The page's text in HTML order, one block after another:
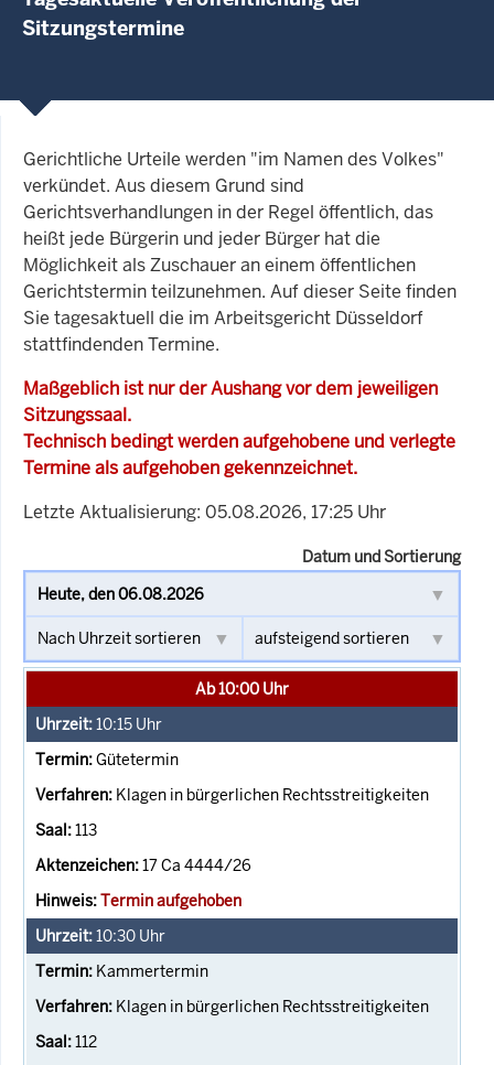
Sitzungstermine
Gerichtliche Urteile werden "im Namen des Volkes"
verkündet. Aus diesem Grund sind
Gerichtsverhandlungen in der Regel öffentlich, das
heißt jede Bürgerin und jeder Bürger hat die
Möglichkeit als Zuschauer an einem öffentlichen
Gerichtstermin teilzunehmen. Auf dieser Seite finden
Sie tagesaktuell die im Arbeitsgericht Düsseldorf
stattfindenden Termine.
Maßgeblich ist nur der Aushang vor dem jeweiligen
Sitzungssaal.
Technisch bedingt werden aufgehobene und verlegte
Termine als aufgehoben gekennzeichnet.
Letzte Aktualisierung: 05.08.2026, 17:25 Uhr
Datum und Sortierung
Ab 10:00 Uhr
10:15 Uhr
Gütetermin
Klagen in bürgerlichen Rechtsstreitigkeiten
113
17 Ca 4444/26
Termin aufgehoben
10:30 Uhr
Kammertermin
Klagen in bürgerlichen Rechtsstreitigkeiten
112